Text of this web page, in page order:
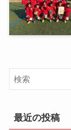
最近の投稿